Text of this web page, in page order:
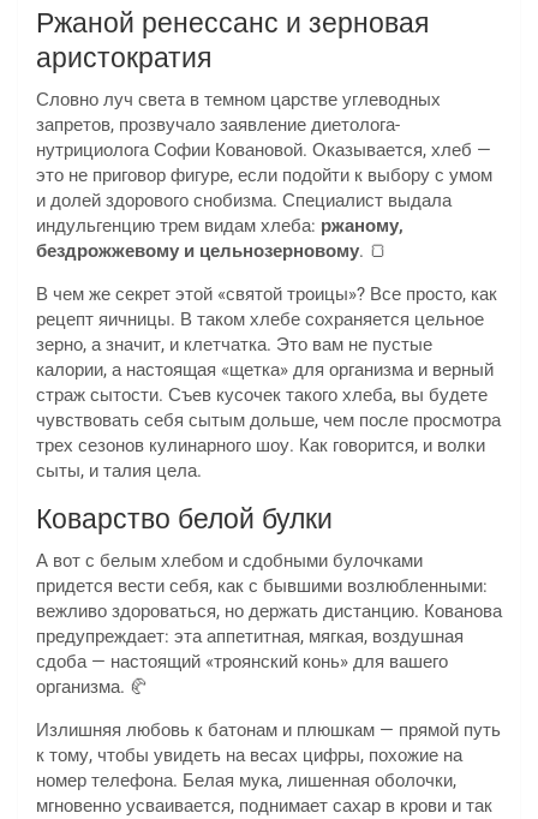
Ржаной ренессанс и зерновая
аристократия
Словно луч света в темном царстве углеводных
запретов, прозвучало заявление диетолога-
нутрициолога Софии Ковановой. Оказывается, хлеб —
это не приговор фигуре, если подойти к выбору с умом
и долей здорового снобизма. Специалист выдала
индульгенцию трем видам хлеба: ржаному,
бездрожжевому и цельнозерновому. 🍞
В чем же секрет этой «святой троицы»? Все просто, как
рецепт яичницы. В таком хлебе сохраняется цельное
зерно, а значит, и клетчатка. Это вам не пустые
калории, а настоящая «щетка» для организма и верный
страж сытости. Съев кусочек такого хлеба, вы будете
чувствовать себя сытым дольше, чем после просмотра
трех сезонов кулинарного шоу. Как говорится, и волки
сыты, и талия цела.
Коварство белой булки
А вот с белым хлебом и сдобными булочками
придется вести себя, как с бывшими возлюбленными:
вежливо здороваться, но держать дистанцию. Кованова
предупреждает: эта аппетитная, мягкая, воздушная
сдоба — настоящий «троянский конь» для вашего
организма. 🥐
Излишняя любовь к батонам и плюшкам — прямой путь
к тому, чтобы увидеть на весах цифры, похожие на
номер телефона. Белая мука, лишенная оболочки,
мгновенно усваивается, поднимает сахар в крови и так